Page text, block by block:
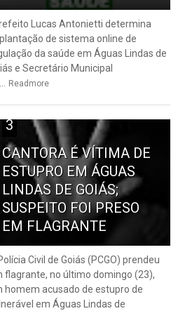
Lucas Antonietti determina
de sistema online de
da saúde em Águas Lindas de
e Secretário Municipal
Readmore
3
CANTORA É VÍTIMA DE
ESTUPRO EM ÁGUAS
LINDAS DE GOIÁS;
SUSPEITO FOI PRESO
EM FLAGRANTE
Civil de Goiás (PCGO) prendeu
flagrante, no último domingo (23),
homem acusado de estupro de
em Águas Lindas de